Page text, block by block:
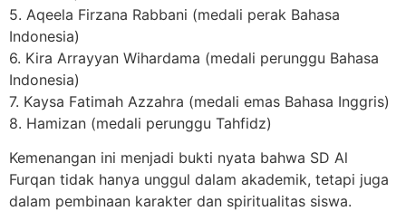
5. Aqeela Firzana Rabbani (medali perak Bahasa
Indonesia)
6. Kira Arrayyan Wihardama (medali perunggu Bahasa
Indonesia)
7. Kaysa Fatimah Azzahra (medali emas Bahasa Inggris)
8. Hamizan (medali perunggu Tahfidz)
Kemenangan ini menjadi bukti nyata bahwa SD Al
Furqan tidak hanya unggul dalam akademik, tetapi juga
dalam pembinaan karakter dan spiritualitas siswa.